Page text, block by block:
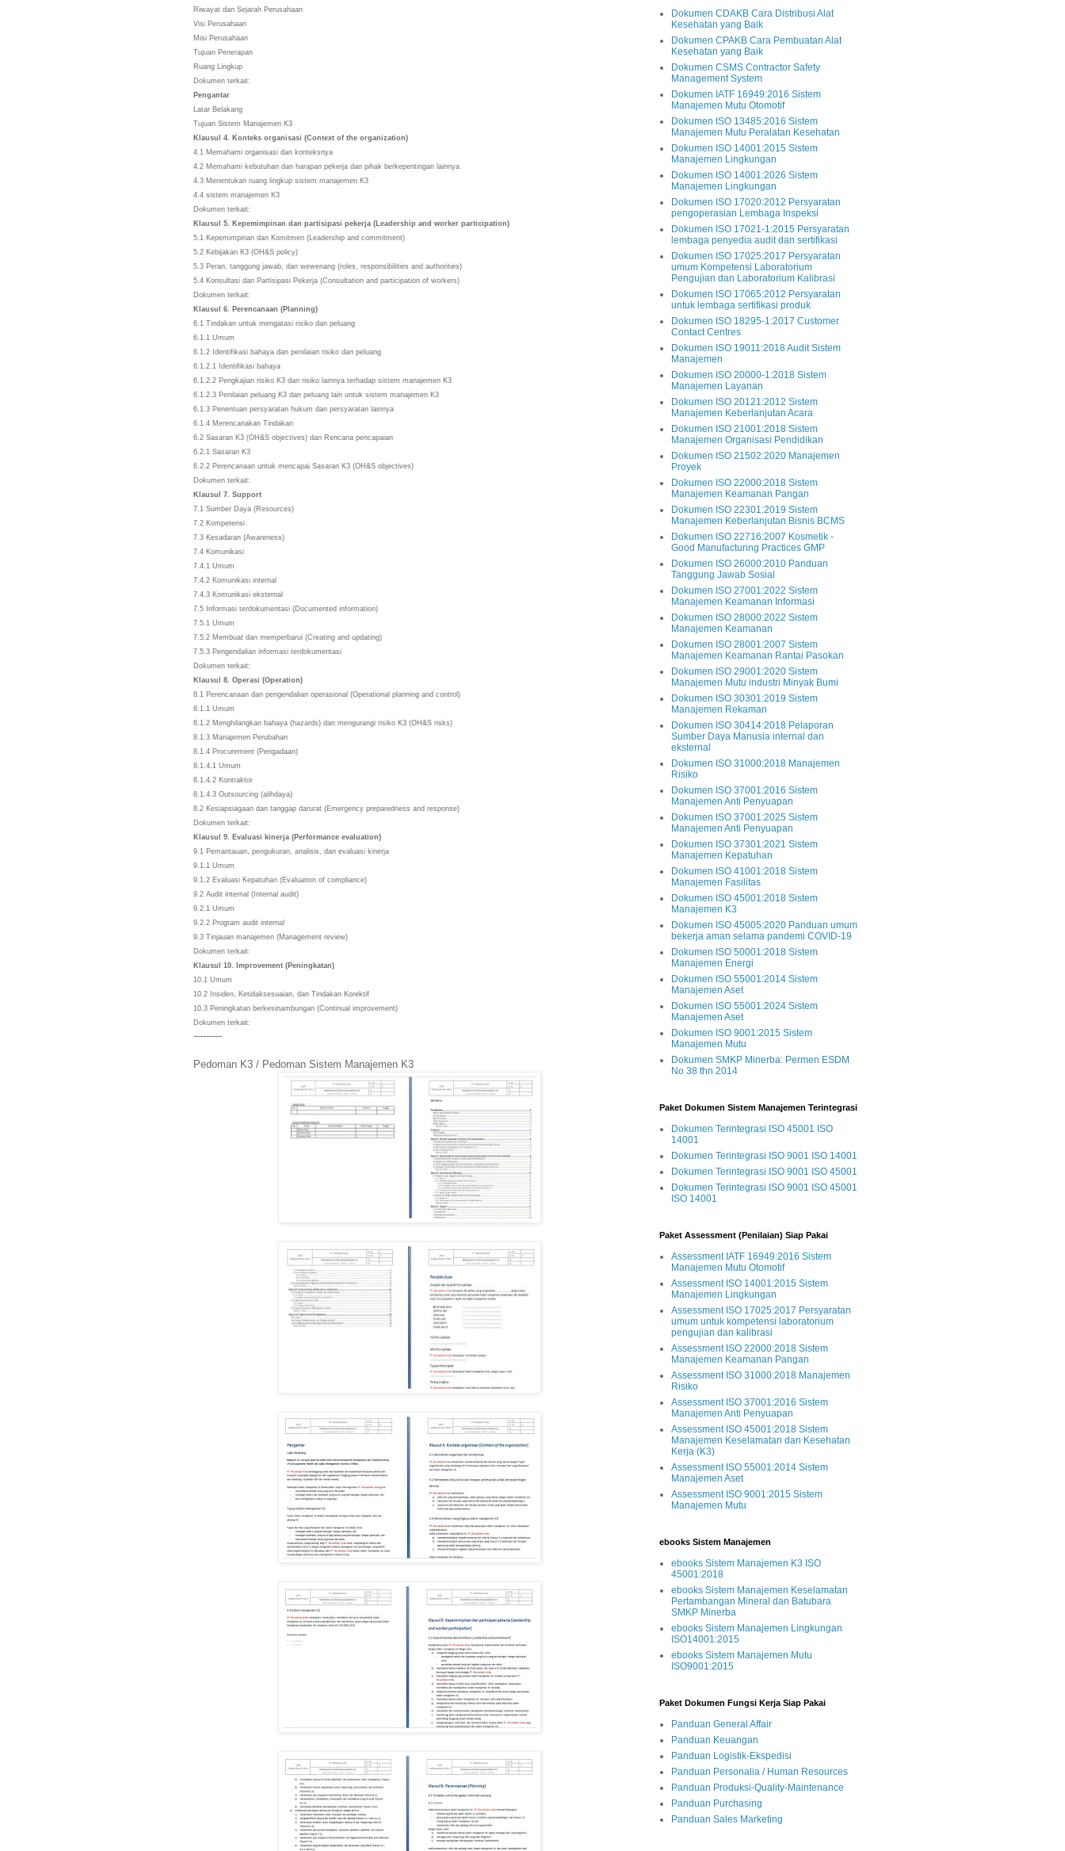
Riwayat dan Sejarah Perusahaan
Visi Perusahaan
Misi Perusahaan
Tujuan Penerapan
Ruang Lingkup
Dokumen terkait:
Pengantar
Latar Belakang
Tujuan Sistem Manajemen K3
Klausul 4. Konteks organisasi (Context of the organization)
4.1 Memahami organisasi dan konteksnya
4.2 Memahami kebutuhan dan harapan pekerja dan pihak berkepentingan lainnya
4.3 Menentukan ruang lingkup sistem manajemen K3
4.4 sistem manajemen K3
Dokumen terkait:
Klausul 5. Kepemimpinan dan partisipasi pekerja (Leadership and worker participation)
5.1 Kepemimpinan dan Komitmen (Leadership and commitment)
5.2 Kebijakan K3 (OH&S policy)
5.3 Peran, tanggung jawab, dan wewenang (roles, responsibilities and authorities)
5.4 Konsultasi dan Partisipasi Pekerja (Consultation and participation of workers)
Dokumen terkait:
Klausul 6. Perencanaan (Planning)
6.1 Tindakan untuk mengatasi risiko dan peluang
6.1.1 Umum
6.1.2 Identifikasi bahaya dan penilaian risiko dan peluang
6.1.2.1 Identifikasi bahaya
6.1.2.2 Pengkajian risiko K3 dan risiko lainnya terhadap sistem manajemen K3
6.1.2.3 Penilaian peluang K3 dan peluang lain untuk sistem manajemen K3
6.1.3 Penentuan persyaratan hukum dan persyaratan lainnya
6.1.4 Merencanakan Tindakan
6.2 Sasaran K3 (OH&S objectives) dan Rencana pencapaian
6.2.1 Sasaran K3
6.2.2 Perencanaan untuk mencapai Sasaran K3 (OH&S objectives)
Dokumen terkait:
Klausul 7. Support
7.1 Sumber Daya (Resources)
7.2 Kompetensi
7.3 Kesadaran (Awareness)
7.4 Komunikasi
7.4.1 Umum
7.4.2 Komunikasi internal
7.4.3 Komunikasi eksternal
7.5 Informasi terdokumentasi (Documented information)
7.5.1 Umum
7.5.2 Membuat dan memperbarui (Creating and updating)
7.5.3 Pengendalian informasi terdokumentasi
Dokumen terkait:
Klausul 8. Operasi (Operation)
8.1 Perencanaan dan pengendalian operasional (Operational planning and control)
8.1.1 Umum
8.1.2 Menghilangkan bahaya (hazards) dan mengurangi risiko K3 (OH&S risks)
8.1.3 Manajemen Perubahan
8.1.4 Procurement (Pengadaan)
8.1.4.1 Umum
8.1.4.2 Kontraktor
8.1.4.3 Outsourcing (alihdaya)
8.2 Kesiapsiagaan dan tanggap darurat (Emergency preparedness and response)
Dokumen terkait:
Klausul 9. Evaluasi kinerja (Performance evaluation)
9.1 Pemantauan, pengukuran, analisis, dan evaluasi kinerja
9.1.1 Umum
9.1.2 Evaluasi Kepatuhan (Evaluation of compliance)
9.2 Audit internal (Internal audit)
9.2.1 Umum
9.2.2 Program audit internal
9.3 Tinjauan manajemen (Management review)
Dokumen terkait:
Klausul 10. Improvement (Peningkatan)
10.1 Umum
10.2 Insiden, Ketidaksesuaian, dan Tindakan Korektif
10.3 Peningkatan berkesinambungan (Continual improvement)
Dokumen terkait:
---------
Pedoman K3 / Pedoman Sistem Manajemen K3
Dokumen CDAKB Cara Distribusi Alat
Kesehatan yang Baik
Dokumen CPAKB Cara Pembuatan Alat
Kesehatan yang Baik
Dokumen CSMS Contractor Safety
Management System
Dokumen IATF 16949:2016 Sistem
Manajemen Mutu Otomotif
Dokumen ISO 13485:2016 Sistem
Manajemen Mutu Peralatan Kesehatan
Dokumen ISO 14001:2015 Sistem
Manajemen Lingkungan
Dokumen ISO 14001:2026 Sistem
Manajemen Lingkungan
Dokumen ISO 17020:2012 Persyaratan
pengoperasian Lembaga Inspeksi
Dokumen ISO 17021-1:2015 Persyaratan
lembaga penyedia audit dan sertifikasi
Dokumen ISO 17025:2017 Persyaratan
umum Kompetensi Laboratorium
Pengujian dan Laboratorium Kalibrasi
Dokumen ISO 17065:2012 Persyaratan
untuk lembaga sertifikasi produk
Dokumen ISO 18295-1:2017 Customer
Contact Centres
Dokumen ISO 19011:2018 Audit Sistem
Manajemen
Dokumen ISO 20000-1:2018 Sistem
Manajemen Layanan
Dokumen ISO 20121:2012 Sistem
Manajemen Keberlanjutan Acara
Dokumen ISO 21001:2018 Sistem
Manajemen Organisasi Pendidikan
Dokumen ISO 21502:2020 Manajemen
Proyek
Dokumen ISO 22000:2018 Sistem
Manajemen Keamanan Pangan
Dokumen ISO 22301:2019 Sistem
Manajemen Keberlanjutan Bisnis BCMS
Dokumen ISO 22716:2007 Kosmetik -
Good Manufacturing Practices GMP
Dokumen ISO 26000:2010 Panduan
Tanggung Jawab Sosial
Dokumen ISO 27001:2022 Sistem
Manajemen Keamanan Informasi
Dokumen ISO 28000:2022 Sistem
Manajemen Keamanan
Dokumen ISO 28001:2007 Sistem
Manajemen Keamanan Rantai Pasokan
Dokumen ISO 29001:2020 Sistem
Manajemen Mutu industri Minyak Bumi
Dokumen ISO 30301:2019 Sistem
Manajemen Rekaman
Dokumen ISO 30414:2018 Pelaporan
Sumber Daya Manusia internal dan
eksternal
Dokumen ISO 31000:2018 Manajemen
Risiko
Dokumen ISO 37001:2016 Sistem
Manajemen Anti Penyuapan
Dokumen ISO 37001:2025 Sistem
Manajemen Anti Penyuapan
Dokumen ISO 37301:2021 Sistem
Manajemen Kepatuhan
Dokumen ISO 41001:2018 Sistem
Manajemen Fasilitas
Dokumen ISO 45001:2018 Sistem
Manajemen K3
Dokumen ISO 45005:2020 Panduan umum
bekerja aman selama pandemi COVID-19
Dokumen ISO 50001:2018 Sistem
Manajemen Energi
Dokumen ISO 55001:2014 Sistem
Manajemen Aset
Dokumen ISO 55001:2024 Sistem
Manajemen Aset
Dokumen ISO 9001:2015 Sistem
Manajemen Mutu
Dokumen SMKP Minerba: Permen ESDM
No 38 thn 2014
Paket Dokumen Sistem Manajemen Terintegrasi
Dokumen Terintegrasi ISO 45001 ISO
14001
Dokumen Terintegrasi ISO 9001 ISO 14001
Dokumen Terintegrasi ISO 9001 ISO 45001
Dokumen Terintegrasi ISO 9001 ISO 45001
ISO 14001
Paket Assessment (Penilaian) Siap Pakai
Assessment IATF 16949:2016 Sistem
Manajemen Mutu Otomotif
Assessment ISO 14001:2015 Sistem
Manajemen Lingkungan
Assessment ISO 17025:2017 Persyaratan
umum untuk kompetensi laboratorium
pengujian dan kalibrasi
Assessment ISO 22000:2018 Sistem
Manajemen Keamanan Pangan
Assessment ISO 31000:2018 Manajemen
Risiko
Assessment ISO 37001:2016 Sistem
Manajemen Anti Penyuapan
Assessment ISO 45001:2018 Sistem
Manajemen Keselamatan dan Kesehatan
Kerja (K3)
Assessment ISO 55001:2014 Sistem
Manajemen Aset
Assessment ISO 9001:2015 Sistem
Manajemen Mutu
ebooks Sistem Manajemen
ebooks Sistem Manajemen K3 ISO
45001:2018
ebooks Sistem Manajemen Keselamatan
Pertambangan Mineral dan Batubara
SMKP Minerba
ebooks Sistem Manajemen Lingkungan
ISO14001:2015
ebooks Sistem Manajemen Mutu
ISO9001:2015
Paket Dokumen Fungsi Kerja Siap Pakai
Panduan General Affair
Panduan Keuangan
Panduan Logistik-Ekspedisi
Panduan Personalia / Human Resources
Panduan Produksi-Quality-Maintenance
Panduan Purchasing
Panduan Sales Marketing